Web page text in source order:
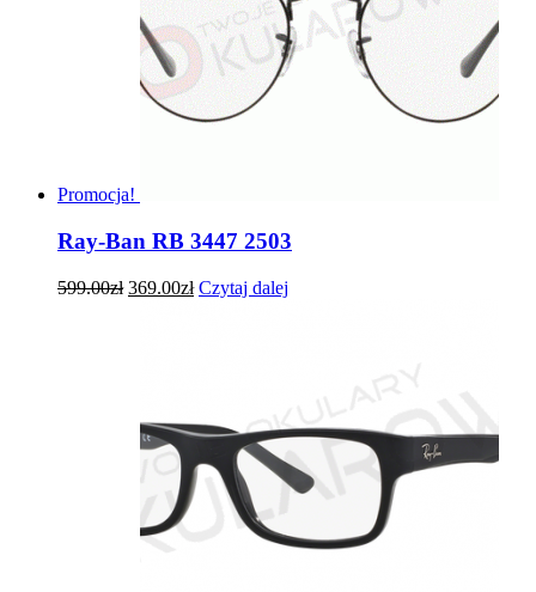
Promocja!
Ray-Ban RB 3447 2503
599.00zł 369.00zł Czytaj dalej